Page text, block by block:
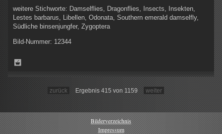
weitere Stichworte: Damselflies, Dragonflies, Insects, Insekten,
Lestes barbarus, Libellen, Odonata, Southern emerald damselfly,
Südliche binsenjungfer, Zygoptera
Bild-Nummer: 12344
zurück Ergebnis 415 von 1159 weiter
Bilderverzeichnis
Impressum